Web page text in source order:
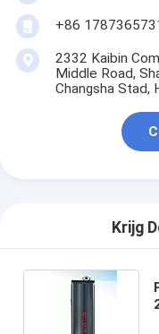
+86
2332 Kaibin
Middle Road,
Changsha Stad,
Krijg